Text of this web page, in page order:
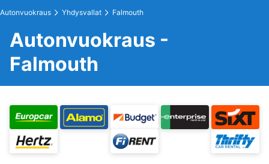
Autonvuokraus Yhdysvallat Falmouth
Autonvuokraus -
Falmouth